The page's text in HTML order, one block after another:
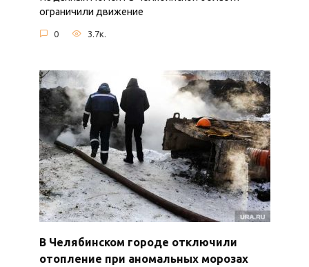
ограничили движение
0 3.7к.
В Челябинском городе отключили
отопление при аномальных морозах